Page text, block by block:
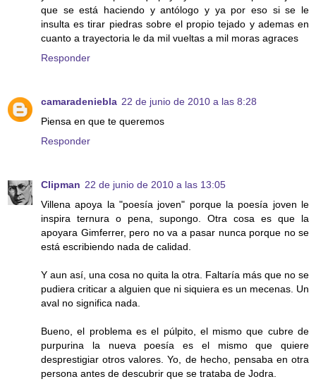
que se está haciendo y antólogo y ya por eso si se le
insulta es tirar piedras sobre el propio tejado y ademas en
cuanto a trayectoria le da mil vueltas a mil moras agraces
Responder
camaradeniebla 22 de junio de 2010 a las 8:28
Piensa en que te queremos
Responder
Clipman 22 de junio de 2010 a las 13:05
Villena apoya la "poesía joven" porque la poesía joven le
inspira ternura o pena, supongo. Otra cosa es que la
apoyara Gimferrer, pero no va a pasar nunca porque no se
está escribiendo nada de calidad.
Y aun así, una cosa no quita la otra. Faltaría más que no se
pudiera criticar a alguien que ni siquiera es un mecenas. Un
aval no significa nada.
Bueno, el problema es el púlpito, el mismo que cubre de
purpurina la nueva poesía es el mismo que quiere
desprestigiar otros valores. Yo, de hecho, pensaba en otra
persona antes de descubrir que se trataba de Jodra.